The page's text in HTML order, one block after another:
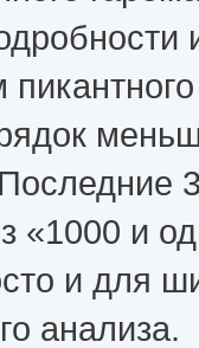
«1000 и
и для
анализа.